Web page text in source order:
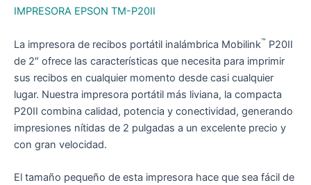
IMPRESORA EPSON TM-P20II
La impresora de recibos portátil inalámbrica Mobilink™ P20II
de 2″ ofrece las características que necesita para imprimir
sus recibos en cualquier momento desde casi cualquier
lugar. Nuestra impresora portátil más liviana, la compacta
P20II combina calidad, potencia y conectividad, generando
impresiones nítidas de 2 pulgadas a un excelente precio y
con gran velocidad.
El tamaño pequeño de esta impresora hace que sea fácil de